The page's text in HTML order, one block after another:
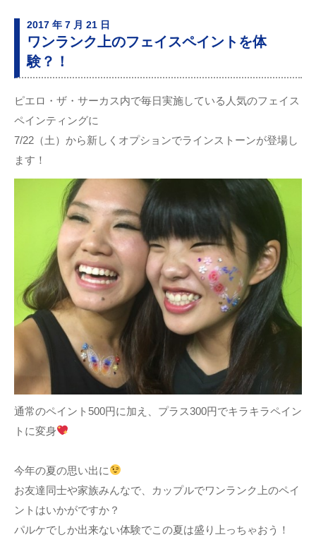
2017 年 7 月 21 日
ワンランク上のフェイスペイントを体
験？！
ピエロ・ザ・サーカス内で毎日実施している人気のフェイス
ペインティングに
7/22（土）から新しくオプションでラインストーンが登場し
ます！
通常のペイント500円に加え、プラス300円でキラキラペイン
トに変身
今年の夏の思い出に
お友達同士や家族みんなで、カップルでワンランク上のペイ
ントはいかがですか？
パルケでしか出来ない体験でこの夏は盛り上っちゃおう！